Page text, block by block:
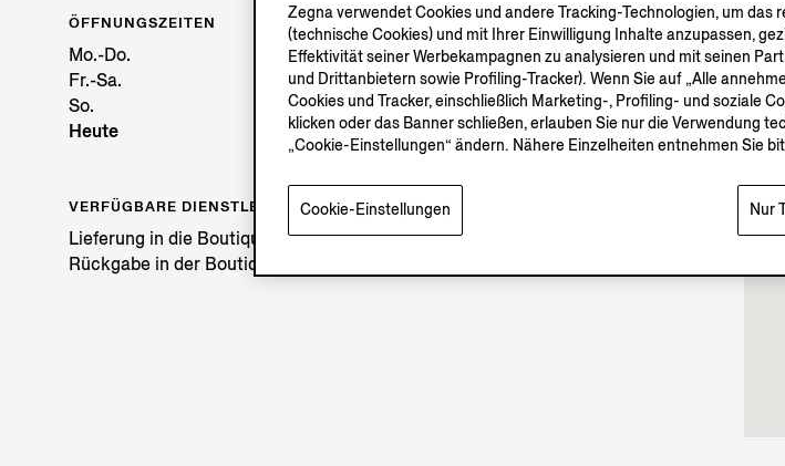
ÖFFNUNGSZEITEN
Mo.-Do.
10.00-22.00
Fr.-Sa.
10.00-22.30
So.
10.00-22.00
Heute
Geöffnet bis 22:30
VERFÜGBARE DIENSTLEISTUNGEN
Lieferung in die Boutique nicht verfügbar.
Rückgabe in der Boutique möglich. Erfahren Sie
Zegna verwendet Cookies und andere Tracking-Technologien, um
(technische Cookies) und mit Ihrer Einwilligung Inhalte anzupassen,
Effektivität seiner Werbekampagnen zu analysieren und mit seinen
und Drittanbietern sowie Profiling-Tracker). Wenn Sie auf „Alle
Cookies und Tracker, einschließlich Marketing-, Profiling- und soziale
klicken oder das Banner schließen, erlauben Sie nur die Verwendung
„Cookie-Einstellungen“ ändern. Nähere Einzelheiten entnehmen Sie
Nur
Cookie-Einstellungen